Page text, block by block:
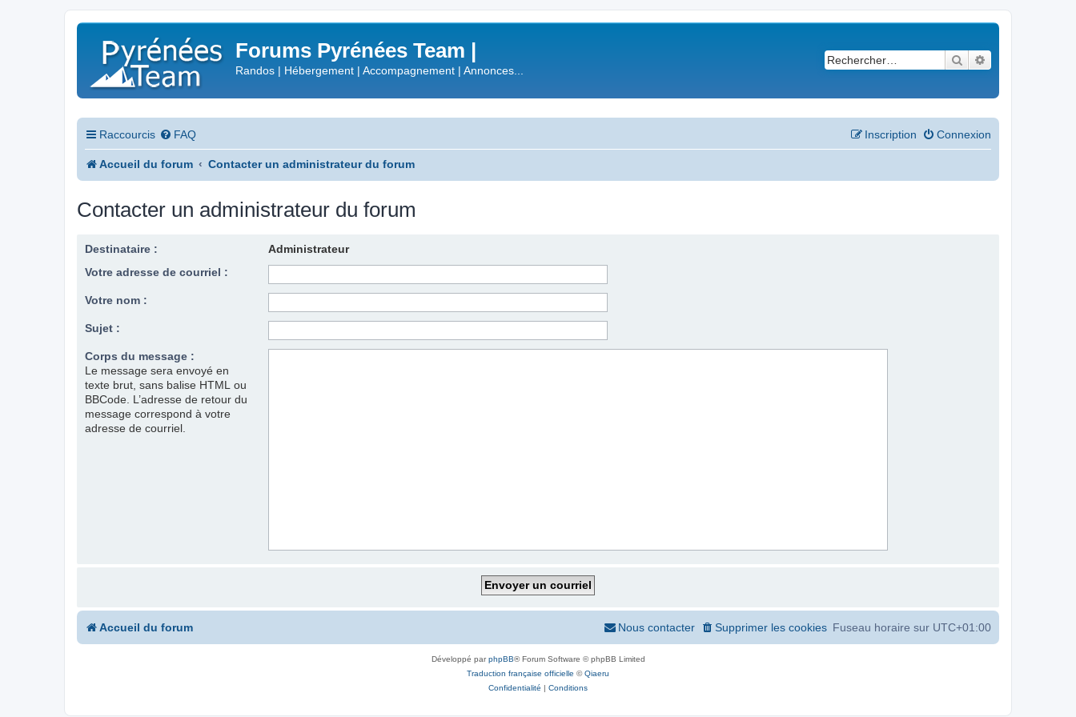
Forums Pyrénées Team |
Randos | Hébergement | Accompagnement | Annonces...
Rechercher
Raccourcis FAQ Connexion
Inscription
Accueil du forum Contacter un administrateur du forum
Contacter un administrateur du forum
Destinataire :
Administrateur
Votre adresse de courriel :
Votre nom :
Sujet :
Corps du message :
Le message sera envoyé en
texte brut, sans balise HTML ou
BBCode. L’adresse de retour du
message correspond à votre
adresse de courriel.
Accueil du forum Fuseau horaire sur UTC+01:00
Supprimer les cookies
Nous contacter
Développé parphpBB® Forum Software © phpBB Limited
Traduction française officielle ©Qiaeru
Confidentialité | Conditions